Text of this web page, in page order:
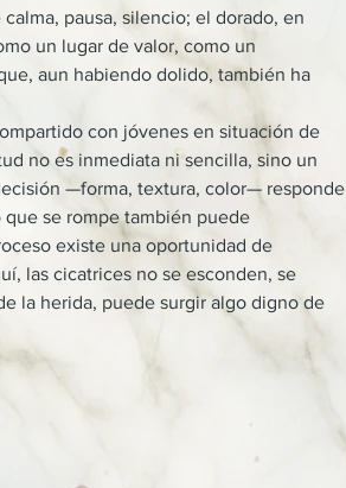
pausa, silencio; el dorado, en
un lugar de valor, como un
aun habiendo dolido, también ha
con jóvenes en situación de
no es inmediata ni sencilla, sino un
—forma, textura, color— responde
se rompe también puede
existe una oportunidad de
las cicatrices no se esconden, se
la herida, puede surgir algo digno de